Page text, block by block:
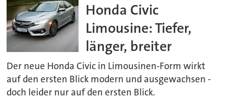
Honda Civic
Limousine: Tiefer,
länger, breiter
Der neue Honda Civic in Limousinen-Form wirkt
auf den ersten Blick modern und ausgewachsen -
doch leider nur auf den ersten Blick.